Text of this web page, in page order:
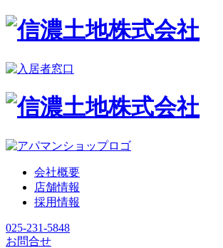
会社概要
店舗情報
採用情報
025-231-5848
お問合せ